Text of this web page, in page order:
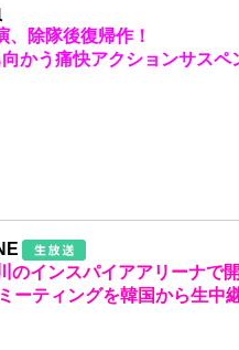
、除隊後復帰作！
かう痛快アクションサスペ
のインスパイアアリーナで
ーティングを韓国から生中